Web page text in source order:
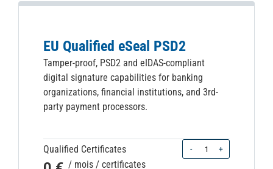
EU Qualified eSeal PSD2
Tamper-proof, PSD2 and eIDAS-compliant
digital signature capabilities for banking
organizations, financial institutions, and 3rd-
party payment processors.
Qualified Certificates - +
/ mois / certificates